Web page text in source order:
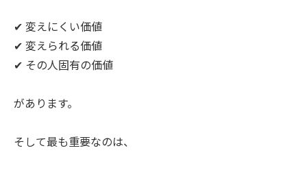
✔ 変えにくい価値
✔ 変えられる価値
✔ その人固有の価値
があります。
そして最も重要なのは、